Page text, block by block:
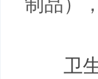
卫